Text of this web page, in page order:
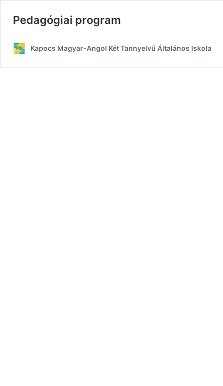
Pedagógiai program
Kapocs Magyar-Angol Két Tannyelvű Általános Iskola